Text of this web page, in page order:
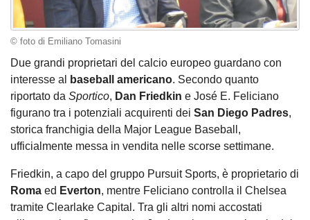
© foto di Emiliano Tomasini
Due grandi proprietari del calcio europeo guardano con
interesse al
baseball americano. Secondo quanto
riportato da Sportico, Dan Friedkin e José E. Feliciano
figurano tra i potenziali acquirenti dei San Diego Padres,
storica franchigia della Major League Baseball,
ufficialmente messa in vendita nelle scorse settimane.
Friedkin, a capo del gruppo Pursuit Sports, è proprietario di
Roma ed Everton, mentre Feliciano controlla il Chelsea
tramite Clearlake Capital. Tra gli altri nomi accostati